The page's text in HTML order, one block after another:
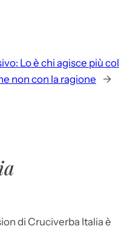
Lo è chi agisce più col
non con la ragione
→
di Cruciverba Italia è